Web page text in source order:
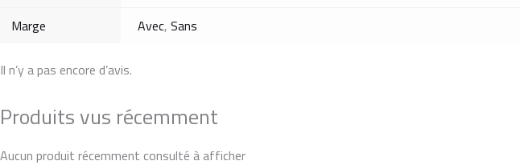
Marge Avec,Sans
Il n’y a pas encore d’avis.
Produits vus récemment
Aucun produit récemment consulté à afficher